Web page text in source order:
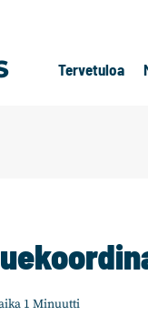
Tervetuloa
1 Minuutti